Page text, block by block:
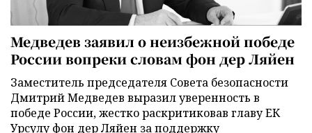
Медведев заявил о неизбежной победе
России вопреки словам фон дер Ляйен
Заместитель председателя Совета безопасности
Дмитрий Медведев выразил уверенность в
победе России, жестко раскритиковав главу ЕК
Урсулу фон дер Ляйен за поддержку